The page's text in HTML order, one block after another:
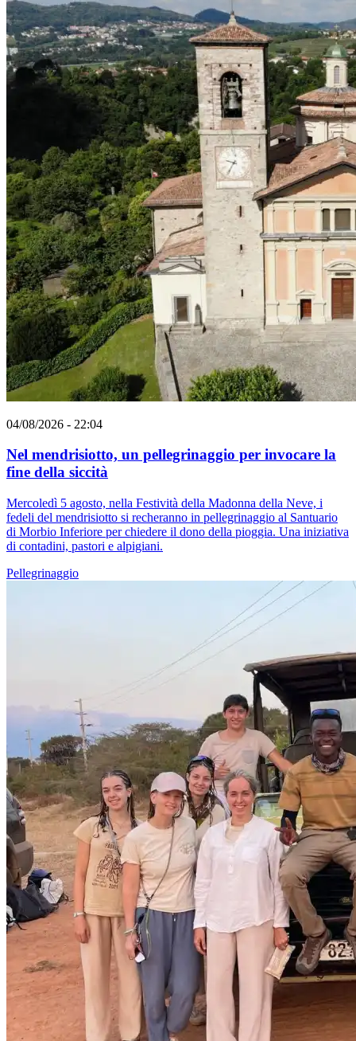
04/08/2026 - 22:04
Nel mendrisiotto, un pellegrinaggio per invocare la
fine della siccità
Mercoledì 5 agosto, nella Festività della Madonna della Neve, i
fedeli del mendrisiotto si recheranno in pellegrinaggio al Santuario
di Morbio Inferiore per chiedere il dono della pioggia. Una iniziativa
di contadini, pastori e alpigiani.
Pellegrinaggio